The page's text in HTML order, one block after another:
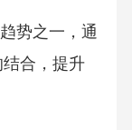
势之一，通
合，提升